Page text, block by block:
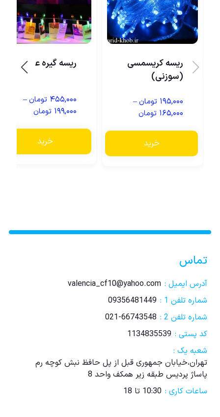
ریسه کریسمسی
(سوزنی)
۱۹۵,۰۰۰ تومان–
۱۶۵,۰۰۰ تومان
خرید
ریسه گیره عکس
۴۵۵,۰۰۰ تومان–
۱۹۹,۰۰۰ تومان
خرید
تماس
آدرس ایمیل : valencia_cf10@yahoo.com
شماره تلفن 1 :
09356481449
شماره تلفن 2 :
021-66743548
کد پستی : 1134835539
شعبه یک :
تهران،خیابان جمهوری قبل از پل حافظ نبش کوچه رم
پاساژ پردیس طبقه زیر همکف واحد 8
ساعات کاری : 10:30 تا 18